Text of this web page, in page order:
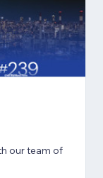
our team of